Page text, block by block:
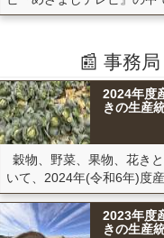
ン(鉢もの), ... 等
📰 事務
2024年度
きの生産
穀物、野菜、果物、花き
いて、2024年(令和6年)度
2023年度
きの生産